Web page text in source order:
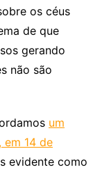
os céus
de que
gerando
não são
um
em 14 de
evidente como